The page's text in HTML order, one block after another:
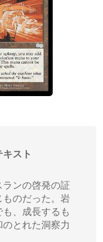
スト
ンの啓発の証
のだった。岩
、成長するも
とれた洞察力